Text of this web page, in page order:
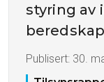
styring av
Publisert: 30.